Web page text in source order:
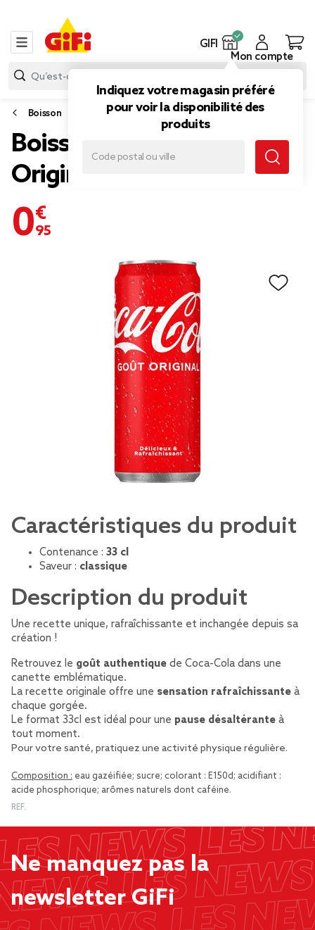
GIFI
Indiquez votre magasin préféré
pour voir la disponibilité des
produits
Mon compte
Boisson
Boisson Coca-Cola
Original canette 33cl
0,95 €
Caractéristiques du produit
Contenance : 33 cl
Saveur : classique
Description du produit
Une recette unique, rafraîchissante et inchangée depuis sa
création !
Retrouvez le goût authentique de Coca-Cola dans une
canette emblématique.
La recette originale offre une sensation rafraîchissante à
chaque gorgée.
Le format 33cl est idéal pour une pause désaltérante à
tout moment.
Pour votre santé, pratiquez une activité physique régulière.
Composition : eau gazéifiée; sucre; colorant : E150d; acidifiant :
acide phosphorique; arômes naturels dont caféine.
REF.
Ne manquez pas la
newsletter GiFi